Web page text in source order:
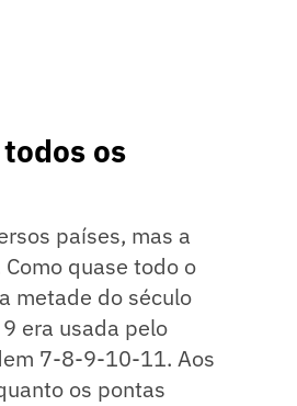
os
países, mas a
quase todo o
metade do século
era usada pelo
7-8-9-10-11. Aos
os pontas